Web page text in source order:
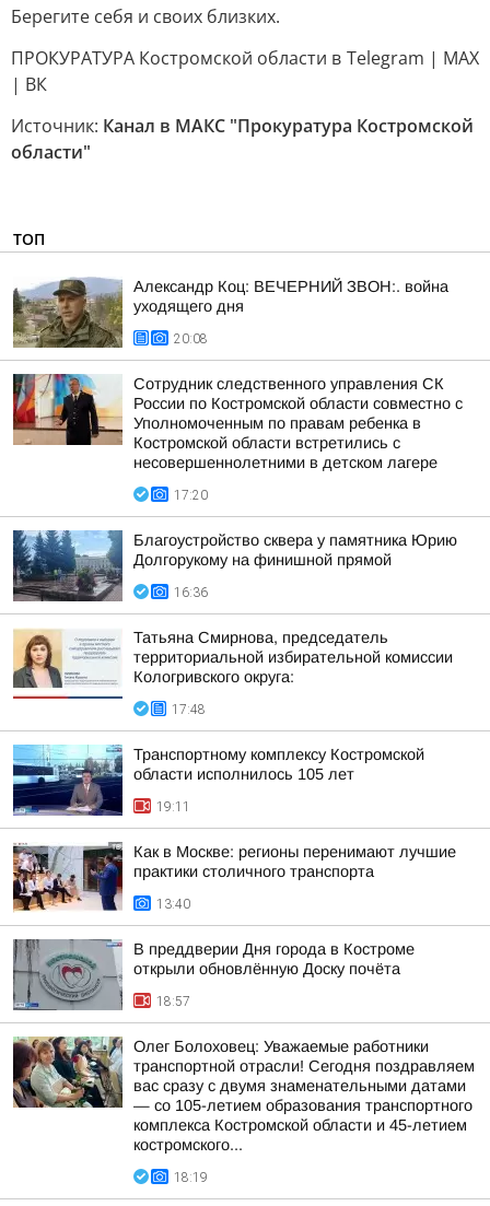
Берегите себя и своих близких.
ПРОКУРАТУРА Костромской области в Telegram | MAX
| ВК
Источник: Канал в МАКС "Прокуратура Костромской
области"
ТОП
Александр Коц: ВЕЧЕРНИЙ ЗВОН:. война
уходящего дня
20:08
Сотрудник следственного управления СК
России по Костромской области совместно с
Уполномоченным по правам ребенка в
Костромской области встретились с
несовершеннолетними в детском лагере
17:20
Благоустройство сквера у памятника Юрию
Долгорукому на финишной прямой
16:36
Татьяна Смирнова, председатель
территориальной избирательной комиссии
Кологривского округа:
17:48
Транспортному комплексу Костромской
области исполнилось 105 лет
19:11
Как в Москве: регионы перенимают лучшие
практики столичного транспорта
13:40
В преддверии Дня города в Костроме
открыли обновлённую Доску почёта
18:57
Олег Болоховец: Уважаемые работники
транспортной отрасли! Сегодня поздравляем
вас сразу с двумя знаменательными датами
— со 105-летием образования транспортного
комплекса Костромской области и 45-летием
костромского...
18:19